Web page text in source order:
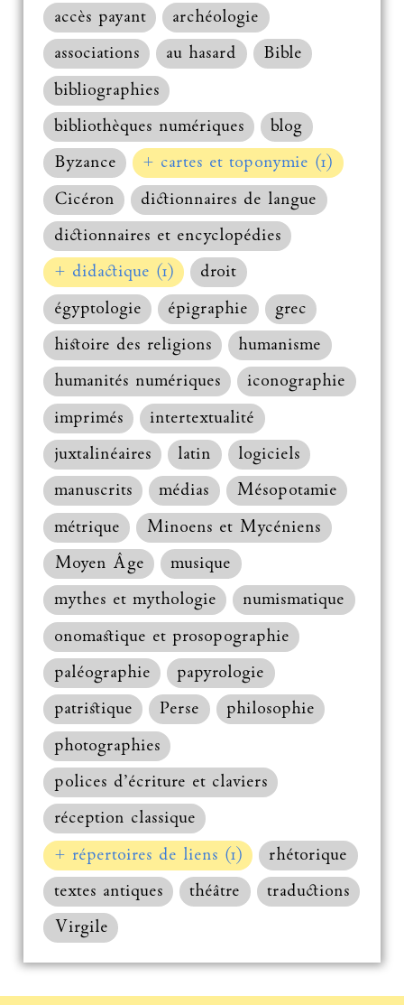
accès payant
archéologie
associations
au hasard
Bible
bibliographies
bibliothèques numériques
blog
Byzance
+ cartes et toponymie (1)
Cicéron
dictionnaires de langue
dictionnaires et encyclopédies
+ didactique (1)
droit
égyptologie
épigraphie
grec
histoire des religions
humanisme
humanités numériques
iconographie
imprimés
intertextualité
juxtalinéaires
latin
logiciels
manuscrits
médias
Mésopotamie
métrique
Minoens et Mycéniens
Moyen Âge
musique
mythes et mythologie
numismatique
onomastique et prosopographie
paléographie
papyrologie
patristique
Perse
philosophie
photographies
polices d’écriture et claviers
réception classique
+ répertoires de liens (1)
rhétorique
textes antiques
théâtre
traductions
Virgile